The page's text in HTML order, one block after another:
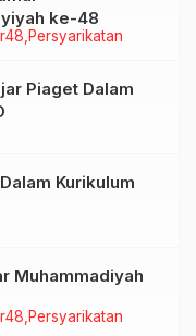
Persyarikatan
ke-48
Piaget Dalam
Kurikulum
Persyarikatan
Muhammadiyah